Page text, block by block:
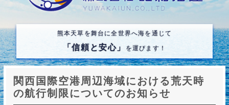
熊本天草を舞台に全世界へ海を通じて
「信頼と安心」 を運びます！
関西国際空港周辺海域における荒天時
の航行制限についてのお知らせ